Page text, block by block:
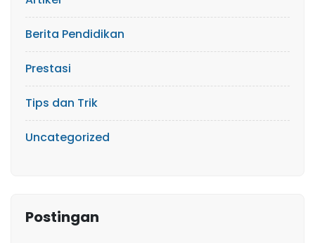
Berita Pendidikan
Prestasi
Tips dan Trik
Uncategorized
Postingan